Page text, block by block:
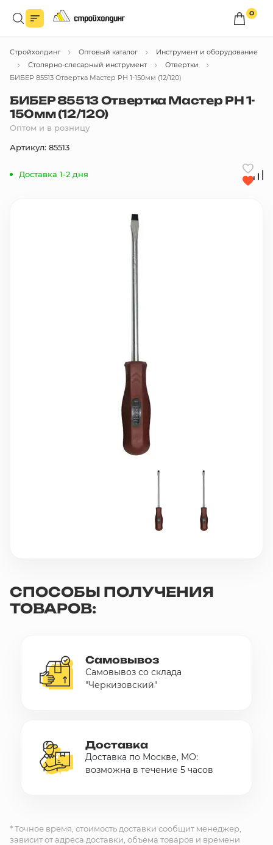
0
Войдите в личный кабинет
Вы сможете оформлять заказыпо оптовым ценам.
Каталог товаров
Оплата
Все бренды
Стройхолдинг Оптовый каталог
Инструмент и оборудование
Столярно-слесарный инструмент
Отвертки
БИБЕР 85513 Отвертка Мастер PH 1-150мм (12/120)
БИБЕР 85513 Отвертка Мастер PH 1-
150мм (12/120)
Оптом и в розницу
Артикул: 85513
Доставка 1-2 дня
СПОСОБЫ ПОЛУЧЕНИЯ
ТОВАРОВ:
Самовывоз
Самовывоз со склада
"Черкизовский"
Доставка
Доставка по Москве, МО:
возможна в течение 5 часов
* Точное время, стоимость доставки сообщит менеджер,
зависит от адреса доставки, объема товаров и времени